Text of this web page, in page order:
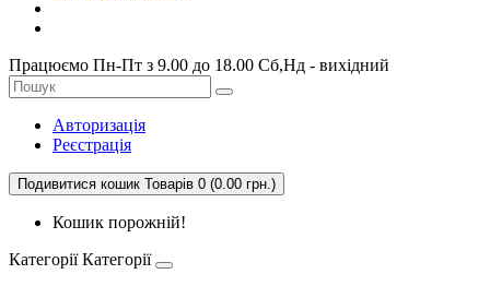
Працюємо Пн-Пт з 9.00 до 18.00 Сб,Нд - вихідний
Авторизація
Реєстрація
Подивитися кошик Товарів 0 (0.00 грн.)
Кошик порожній!
Категорії Категорії